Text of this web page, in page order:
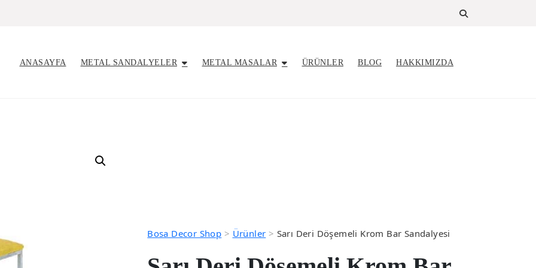
ANASAYFA METAL SANDALYELER METAL MASALAR ÜRÜNLER BLOG HAKKIMIZDA
Bosa Decor Shop > Ürünler > Sarı Deri Döşemeli Krom Bar Sandalyesi